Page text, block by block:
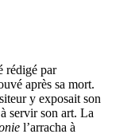
rédigé par
après sa mort.
y exposait son
servir son art. La
l’arracha à